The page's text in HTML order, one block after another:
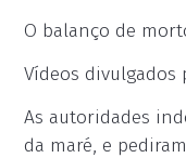
O balanço de
Vídeos divulgados
As autoridades
da maré, e